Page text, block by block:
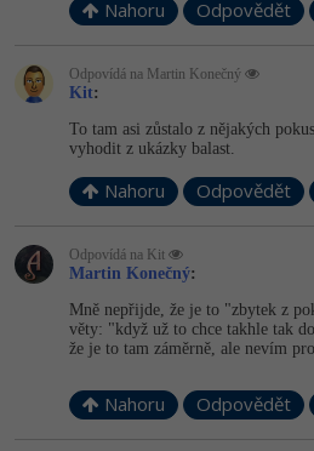
Nahoru Odpovědět
Odpovídá na Martin Konečný
Kit:
To tam asi zůstalo z nějakých
vyhodit z ukázky balast.
Nahoru Odpovědět
Odpovídá na Kit
Martin Konečný:
Mně nepřijde, že je to "zbytek z
věty: "když už to chce takhle tak
že je to tam záměrně, ale nevím
Nahoru Odpovědět